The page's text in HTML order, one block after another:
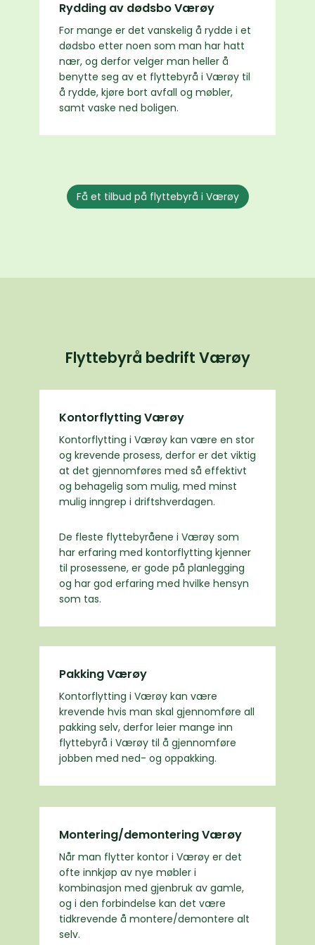
Rydding av dødsbo Værøy
For mange er det vanskelig å rydde i et
dødsbo etter noen som man har hatt
nær, og derfor velger man heller å
benytte seg av et flyttebyrå i Værøy til
å rydde, kjøre bort avfall og møbler,
samt vaske ned boligen.
Få et tilbud på flyttebyrå i Værøy
Flyttebyrå bedrift Værøy
Kontorflytting Værøy
Kontorflytting i Værøy kan være en stor
og krevende prosess, derfor er det viktig
at det gjennomføres med så effektivt
og behagelig som mulig, med minst
mulig inngrep i driftshverdagen.
De fleste flyttebyråene i Værøy som
har erfaring med kontorflytting kjenner
til prosessene, er gode på planlegging
og har god erfaring med hvilke hensyn
som tas.
Pakking Værøy
Kontorflytting i Værøy kan være
krevende hvis man skal gjennomføre all
pakking selv, derfor leier mange inn
flyttebyrå i Værøy til å gjennomføre
jobben med ned- og oppakking.
Montering/demontering Værøy
Når man flytter kontor i Værøy er det
ofte innkjøp av nye møbler i
kombinasjon med gjenbruk av gamle,
og i den forbindelse kan det være
tidkrevende å montere/demontere alt
selv.